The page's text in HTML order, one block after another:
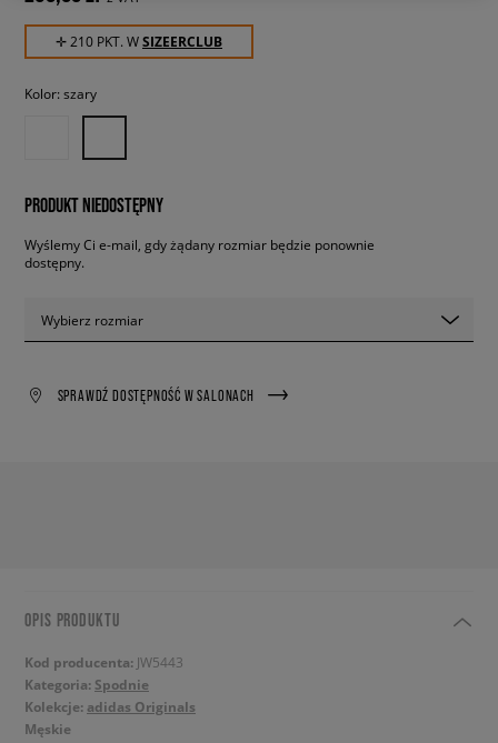
✛ 210 PKT. WSIZEERCLUB
Kolor: szary
PRODUKT NIEDOSTĘPNY
Wyślemy Ci e-mail, gdy żądany rozmiar będzie ponownie
dostępny.
Wybierz rozmiar
SPRAWDŹ DOSTĘPNOŚĆ W SALONACH
OPIS PRODUKTU
Kod producenta: JW5443
Kategoria: Spodnie
Kolekcje: adidas Originals
Męskie